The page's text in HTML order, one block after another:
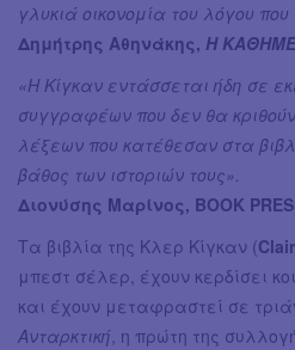
γλυκιά οικονομία του λόγου που
Δημήτρης Αθηνάκης, Η
«Η Κίγκαν εντάσσεται ήδη σε
συγγραφέων που δεν θα
λέξεων που κατέθεσαν στα
βάθος των ιστοριών τους».
Διονύσης Μαρίνος, BOOK
Τα βιβλία της Κλερ Κίγκαν (
μπεστ σέλερ, έχουν κερδίσει
και έχουν μεταφραστεί σε
Ανταρκτική, η πρώτη της